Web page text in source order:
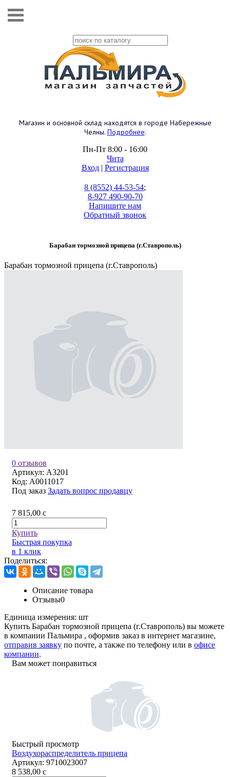
Магазин и основной склад находятся в городе Набережные
Челны. Подробнее.
Пн-Пт 8:00 - 16:00
Чита
Вход| Регистрация
8 (8552) 44-53-54;
8-927 490-90-70
Напишите нам
Обратный звонок
Барабан тормозной прицепа (г.Ставрополь)
Барабан тормозной прицепа (г.Ставрополь)
0 отзывов
Артикул: А3201
Код: A0011017
Под заказ Задать вопрос продавцу
7 815,00 c
Купить
Быстрая покупка
в 1 клик
Поделиться:
Описание товара
Отзывы0
Единица измерения: шт
Купить Барабан тормозной прицепа (г.Ставрополь) вы можете
в компании Пальмира , оформив заказ в интернет магазине,
отправив заявку по почте, а также по телефону или в офисе
компании.
Вам может понравиться
Быстрый просмотр
Воздухораспределитель прицепа
Артикул: 9710023007
8 538,00 c